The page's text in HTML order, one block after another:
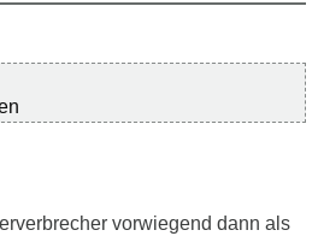
vorwiegend dann als